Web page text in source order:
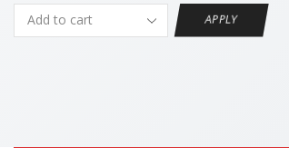
APPLY